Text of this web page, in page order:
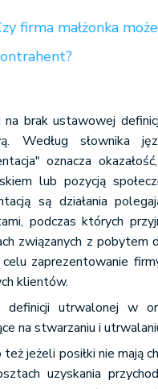
firma małżonka
na brak ustawowej
Według słownika
oznacza
lub pozycją
są działania
podczas których
związanych z pobytem
celu zaprezentowanie
klientów.
definicji utrwalonej w
na stwarzaniu i
jeżeli posiłki nie mają
uzyskania